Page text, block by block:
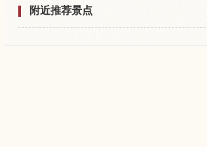
附近推荐景点